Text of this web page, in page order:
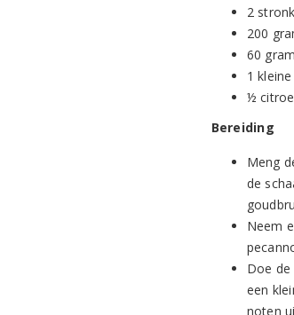
2
200
60
1
½
Bereiding
Meng
de
Neem
Doe
een
noten